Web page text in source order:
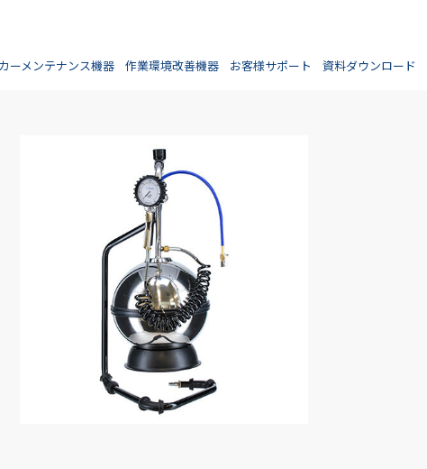
カーメンテナンス機器 作業環境改善機器 お客様サポート 資料ダウンロード